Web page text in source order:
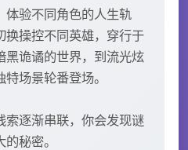
体验不同角色的人生轨
换操控不同英雄，穿行于
黑诡谲的世界，到流光炫
场景轮番登场。
索逐渐串联，你会发现谜
秘密。